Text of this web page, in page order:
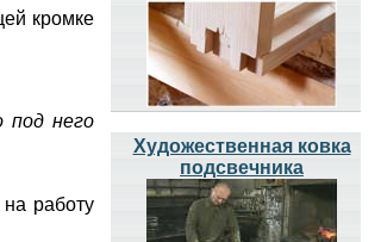
кромке
под него
работу
Художественная ковка
подсвечника